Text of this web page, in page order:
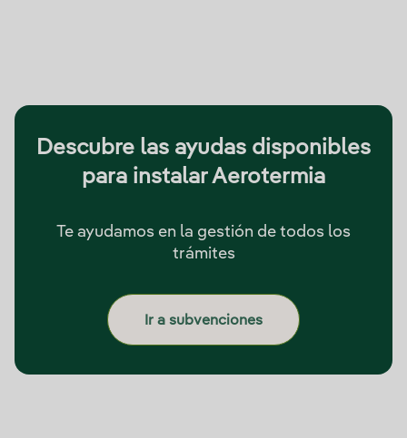
Descubre las ayudas disponibles
para instalar Aerotermia
Te ayudamos en la gestión de todos los
trámites
Ir a subvenciones